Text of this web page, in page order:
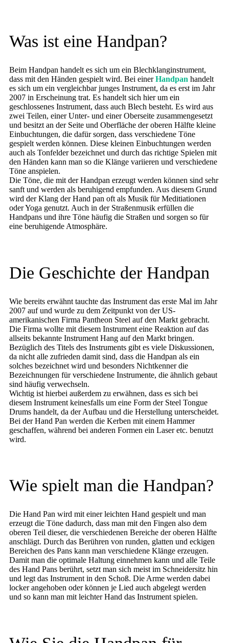
Was ist eine Handpan?
Beim Handpan handelt es sich um ein Blechklanginstrument,
dass mit den Händen gespielt wird. Bei einerHandpan handelt
es sich um ein vergleichbar junges Instrument, da es erst im Jahr
2007 in Erscheinung trat. Es handelt sich hier um ein
geschlossenes Instrument, dass auch Blech besteht. Es wird aus
zwei Teilen, einer Unter- und einer Oberseite zusammengesetzt
und besitzt an der Seite und Oberfläche der oberen Hälfte kleine
Einbuchtungen, die dafür sorgen, dass verschiedene Töne
gespielt werden können. Diese kleinen Einbuchtungen werden
auch als Tonfelder bezeichnet und durch das richtige Spielen mit
den Händen kann man so die Klänge variieren und verschiedene
Töne anspielen.
Die Töne, die mit der Handpan erzeugt werden können sind sehr
sanft und werden als beruhigend empfunden. Aus diesem Grund
wird der Klang der Hand pan oft als Musik für Meditiationen
oder Yoga genutzt. Auch in der Straßenmusik erfüllen die
Handpans und ihre Töne häufig die Straßen und sorgen so für
eine beruhigende Atmosphäre.
Die Geschichte der Handpan
Wie bereits erwähnt tauchte das Instrument das erste Mal im Jahr
2007 auf und wurde zu dem Zeitpunkt von der US-
amerikanischen Firma Pantheon Steel auf den Markt gebracht.
Die Firma wollte mit diesem Instrument eine Reaktion auf das
allseits bekannte Instrument Hang auf den Markt bringen.
Bezüglich des Titels des Instruments gibt es viele Diskussionen,
da nicht alle zufrieden damit sind, dass die Handpan als ein
solches bezeichnet wird und besonders Nichtkenner die
Bezeichnungen für verschiedene Instrumente, die ähnlich gebaut
sind häufig verwechseln.
Wichtig ist hierbei außerdem zu erwähnen, dass es sich bei
diesem Instrument keinesfalls um eine Form der Steel Tongue
Drums handelt, da der Aufbau und die Herstellung unterscheidet.
Bei der Hand Pan werden die Kerben mit einem Hammer
geschaffen, während bei anderen Formen ein Laser etc. benutzt
wird.
Wie spielt man die Handpan?
Die Hand Pan wird mit einer leichten Hand gespielt und man
erzeugt die Töne dadurch, dass man mit den Fingen also dem
oberen Teil dieser, die verschiedenen Bereiche der oberen Hälfte
anschlägt. Durch das Berühren von runden, glatten und eckigen
Bereichen des Pans kann man verschiedene Klänge erzeugen.
Damit man die optimale Haltung einnehmen kann und alle Teile
des Hand Pans berührt, setzt man sich meist im Schneidersitz hin
und legt das Instrument in den Schoß. Die Arme werden dabei
locker angehoben oder können je Lied auch abgelegt werden
und so kann man mit leichter Hand das Instrument spielen.